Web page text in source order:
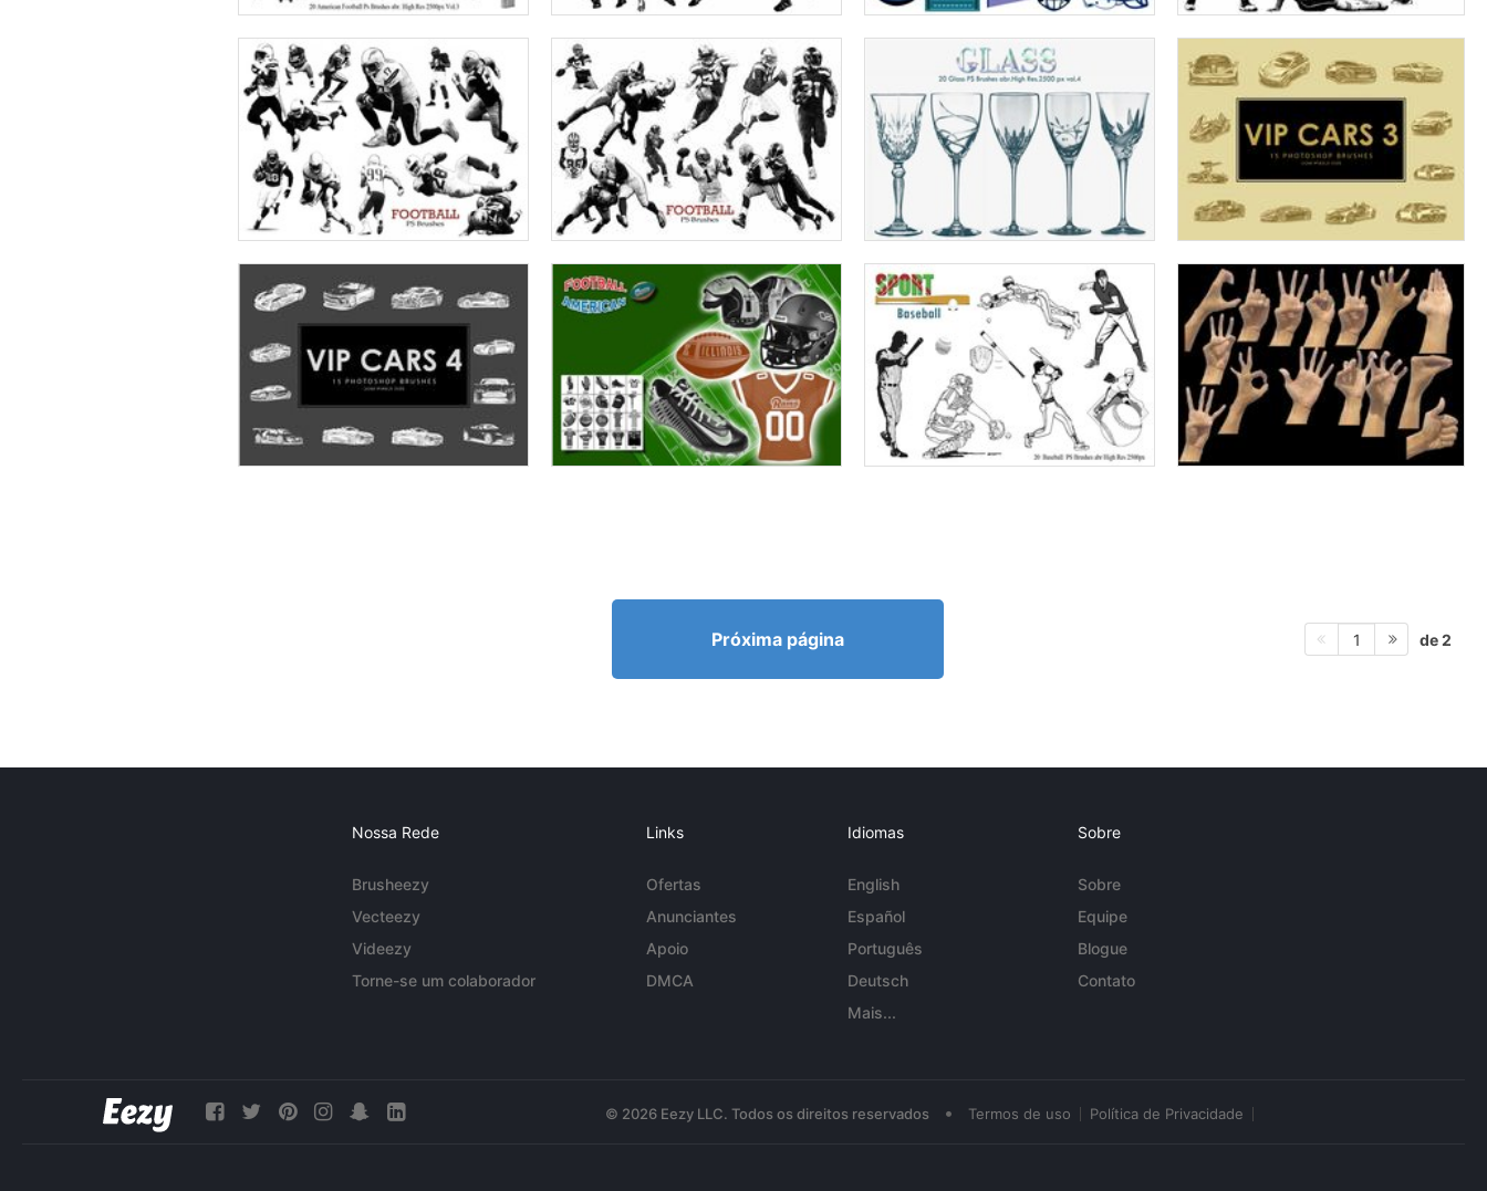
Próxima página 1 de 2
Nossa Rede
Brusheezy
Vecteezy
Videezy
Torne-se um colaborador
Links
Ofertas
Anunciantes
Apoio
DMCA
Idiomas
English
Español
Português
Deutsch
Mais...
Sobre
Sobre
Equipe
Blogue
Contato
© 2026 Eezy LLC. Todos os direitos reservados • Termos de uso Política de Privacidade